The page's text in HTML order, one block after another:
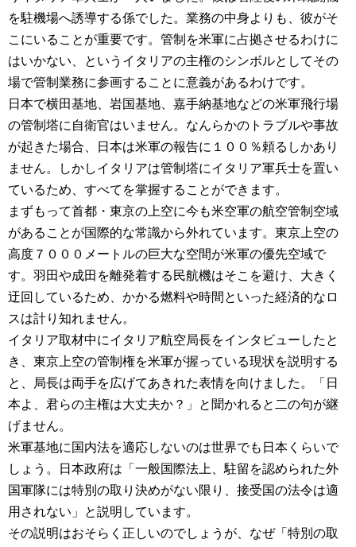
を駐機場へ誘導する係でした。業務の中身よりも、彼がそ
こにいることが重要です。管制を米軍に占拠させるわけに
はいかない、というイタリアの主権のシンボルとしてその
場で管制業務に参画することに意義があるわけです。
日本で横田基地、岩国基地、嘉手納基地などの米軍飛行場
の管制塔に自衛官はいません。なんらかのトラブルや事故
が起きた場合、日本は米軍の報告に１００％頼るしかあり
ません。しかしイタリアは管制塔にイタリア軍兵士を置い
ているため、すべてを掌握することができます。
まずもって首都・東京の上空に今も米空軍の航空管制空域
があることが国際的な常識から外れています。東京上空の
高度７０００メートルの巨大な空間が米軍の優先空域で
す。羽田や成田を離発着する民航機はそこを避け、大きく
迂回しているため、かかる燃料や時間といった経済的なロ
スは計り知れません。
イタリア取材中にイタリア航空局長をインタビューしたと
き、東京上空の管制権を米軍が握っている現状を説明する
と、局長は両手を広げてあきれた表情を向けました。「日
本よ、君らの主権は大丈夫か？」と聞かれると二の句が継
げません。
米軍基地に国内法を適応しないのは世界でも日本くらいで
しょう。日本政府は「一般国際法上、駐留を認められた外
国軍隊には特別の取り決めがない限り、接受国の法令は適
用されない」と説明しています。
その説明はおそらく正しいのでしょうが、なぜ「特別の取